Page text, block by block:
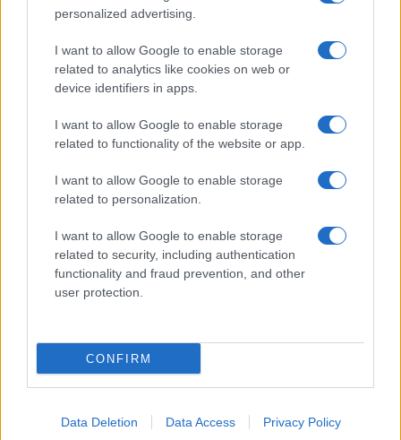
personalized advertising.
I want to allow Google to enable storage
related to analytics like cookies on web or
device identifiers in apps.
I want to allow Google to enable storage
related to functionality of the website or app.
I want to allow Google to enable storage
related to personalization.
I want to allow Google to enable storage
related to security, including authentication
functionality and fraud prevention, and other
user protection.
CONFIRM
Data Deletion Data Access Privacy Policy